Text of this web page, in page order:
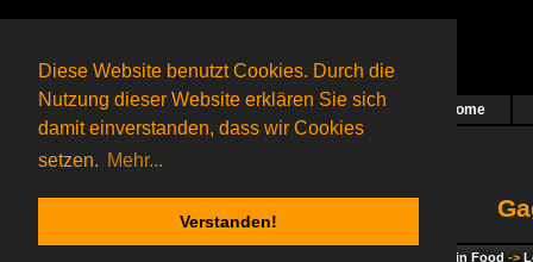
Diese Website benutzt Cookies. Durch die
Nutzung dieser Website erklären Sie sich
damit einverstanden, dass wir Cookies
setzen. Mehr...
Verstanden!
Das nächste Rätsel ist in Arbeit Home
23 Gagolganeronline(0 registrierte und 23 Gäste)
Gagolganer:
9732Rätsel online:
Gagolga - Brain Food ->